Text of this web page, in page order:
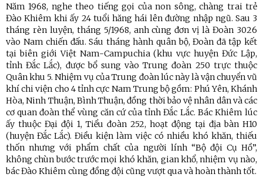
Năm 1968, nghe theo tiếng gọi của non sông, chàng trai trẻ
Đào Khiêm khi ấy 24 tuổi hăng hái lên đường nhập ngũ. Sau 3
tháng rèn luyện, tháng 5/1968, anh cùng đơn vị là Đoàn 3026
vào Nam chiến đấu. Sáu tháng hành quân bộ, Đoàn đã tập kết
tại biên giới Việt Nam-Campuchia (khu vực huyện Đức Lập,
tỉnh Đắc Lắc), được bổ sung vào Trung đoàn 250 trực thuộc
Quân khu 5. Nhiệm vụ của Trung đoàn lúc này là vận chuyển vũ
khí chi viện cho 4 tỉnh cực Nam Trung bộ gồm: Phú Yên, Khánh
Hòa, Ninh Thuận, Bình Thuận, đồng thời bảo vệ nhân dân và các
cơ quan đoàn thể vùng căn cứ của tỉnh Đắc Lắc. Bác Khiêm lúc
ấy thuộc Đại đội 1, Tiểu đoàn 252, hoạt động tại địa bàn H10
(huyện Đắc Lắc). Điều kiện làm việc có nhiều khó khăn, thiếu
thốn nhưng với phẩm chất của người lính “Bộ đội Cụ Hồ”,
không chùn bước trước mọi khó khăn, gian khổ, nhiệm vụ nào,
bác Đào Khiêm cùng đồng đội cũng vượt qua và hoàn thành tốt.